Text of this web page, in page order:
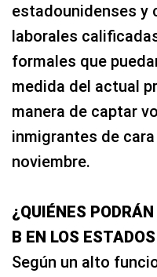
estadounidenses y
laborales
formales que
medida del actual
manera de captar
inmigrantes de
noviembre.
¿QUIÉNES
B EN LOS
Según un alto